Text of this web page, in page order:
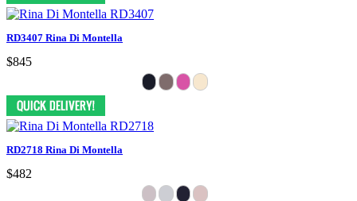
RD3407 Rina Di Montella
$845
RD2718 Rina Di Montella
$482